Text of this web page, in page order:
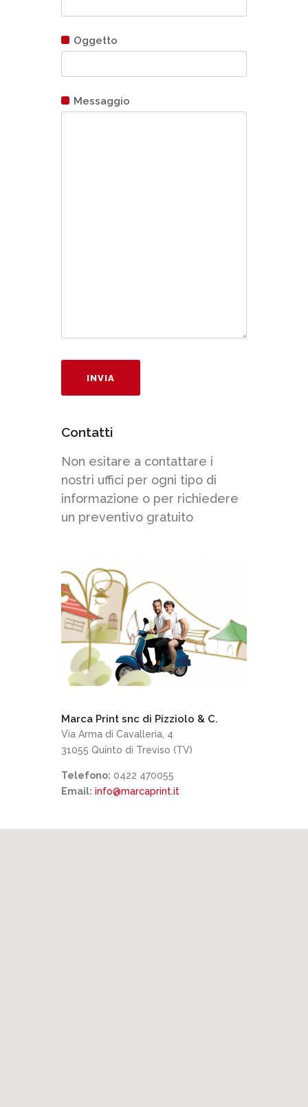
Oggetto
Messaggio
Contatti
Non esitare a contattare i
nostri uffici per ogni tipo di
informazione o per richiedere
un preventivo gratuito
Marca Print snc di Pizziolo & C.
Via Arma di Cavalleria, 4
31055 Quinto di Treviso (TV)
Telefono: 0422 470055
Email: info@marcaprint.it